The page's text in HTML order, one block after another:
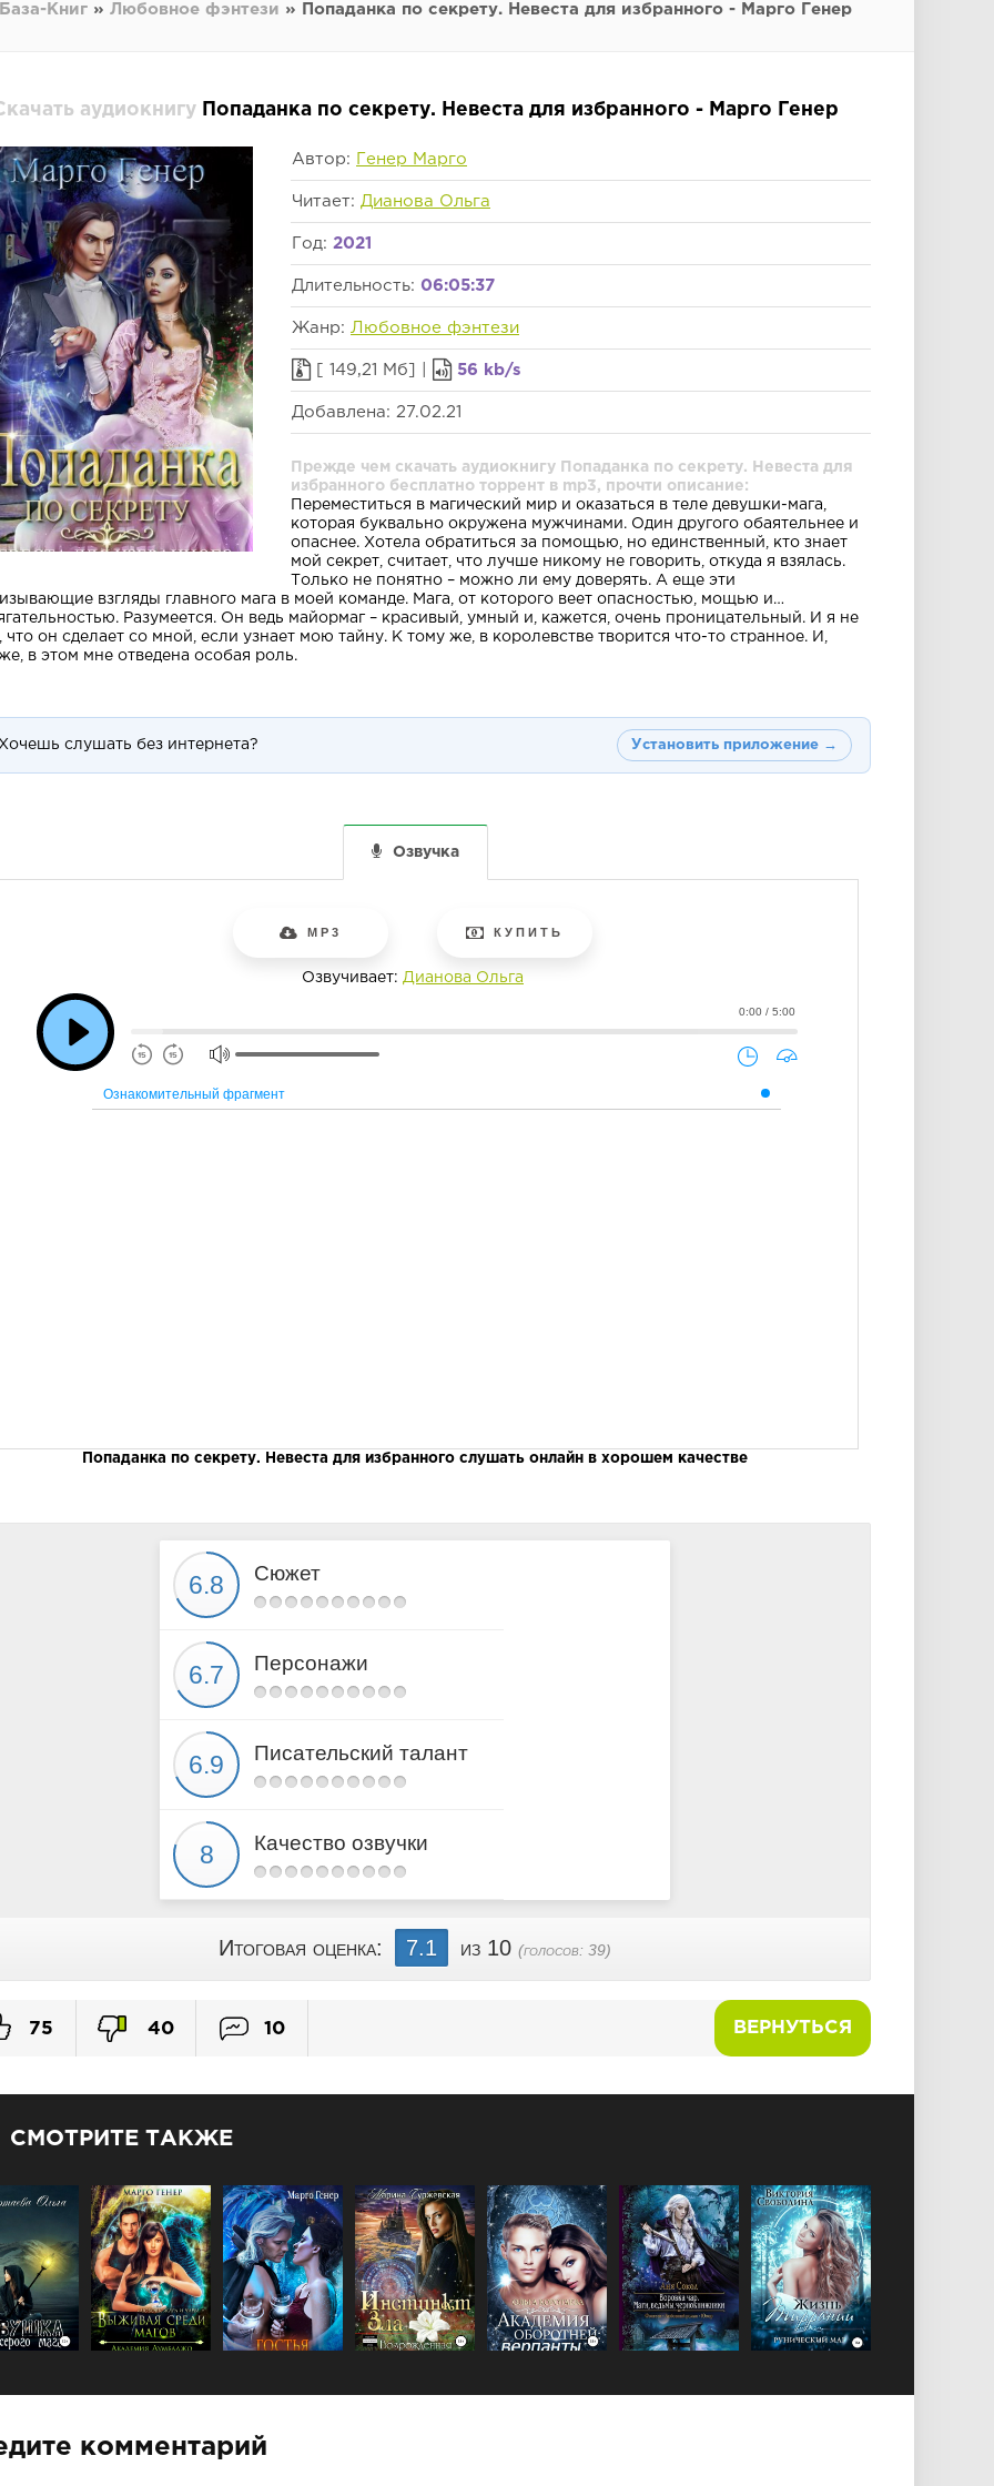
База-Книг » Любовное фэнтези » Попаданка по секрету. Невеста для избранного - Марго Генер
аудиокнигу Попаданка по секрету. Невеста для избранного - Марго Генер
Автор: Генер Марго
Читает: Дианова Ольга
Год: 2021
Длительность: 06:05:37
Жанр: Любовное фэнтези
[ 149,21 Мб] | 56 kb/s
Добавлена: 27.02.21
Прежде чем скачать аудиокнигу Попаданка по секрету. Невеста для
избранного бесплатно торрент в mp3, прочти описание:
Переместиться в магический мир и оказаться в теле девушки-мага,
которая буквально окружена мужчинами. Один другого обаятельнее и
опаснее. Хотела обратиться за помощью, но единственный, кто знает
мой секрет, считает, что лучше никому не говорить, откуда я взялась.
Только не понятно – можно ли ему доверять. А еще эти
взгляды главного мага в моей команде. Мага, от которого веет опасностью, мощью и…
Разумеется. Он ведь майормаг – красивый, умный и, кажется, очень проницательный. И я не
что он сделает со мной, если узнает мою тайну. К тому же, в королевстве творится что-то странное. И,
в этом мне отведена особая роль.
слушать без интернета? Установить приложение →
Озвучка
MP3 КУПИТЬ
Озвучивает: Дианова Ольга
0:00 / 5:00
Ознакомительный фрагмент
Попаданка по секрету. Невеста для избранного слушать онлайн в хорошем качестве
Сюжет
Персонажи
Писательский талант
Качество озвучки
Итоговая оценка: 7.1 из 10 (голосов: 39)
ВЕРНУТЬСЯ
75 40 10
СМОТРИТЕ ТАКЖЕ
комментарий